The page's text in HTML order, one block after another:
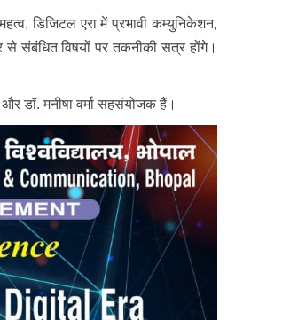
डिजिटल एरा में प्रभावी कम्युनिकेशन,
से संबंधित विषयों पर तकनीकी सत्र होंगे।
डॉ. मनीषा वर्मा सहसंयोजक हैं।